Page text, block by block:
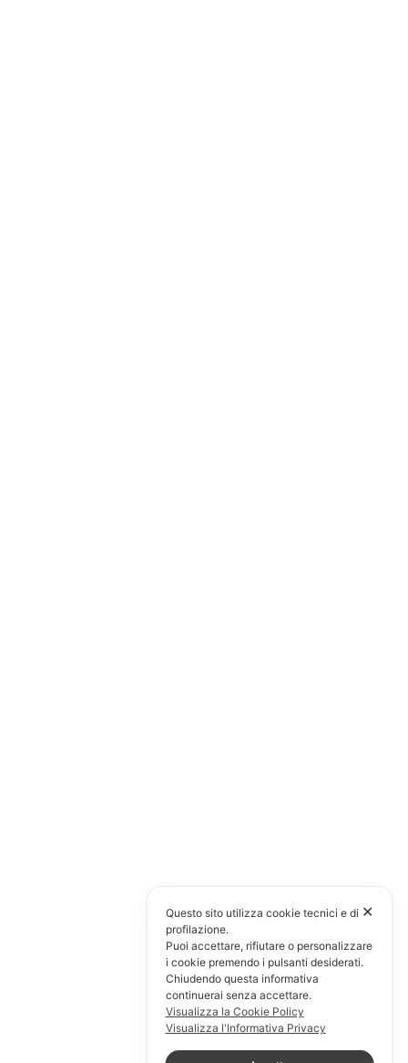
✕
Questo sito utilizza cookie tecnici e di
profilazione.
Puoi accettare, rifiutare o personalizzare
i cookie premendo i pulsanti desiderati.
Chiudendo questa informativa
continuerai senza accettare.
Visualizza la Cookie Policy
Visualizza l'Informativa Privacy